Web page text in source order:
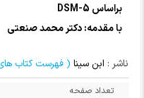
براساس DSM-5
با مقدمه: دکتر محمد صنعتی
ناشر : ابن سینا ( فهرست کتاب های
تعداد صفحه